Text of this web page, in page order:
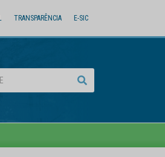
TRANSPARÊNCIA E-SIC